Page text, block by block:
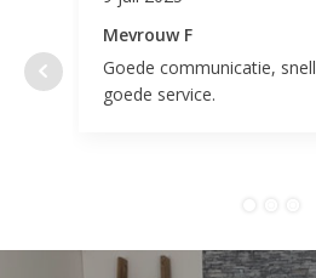
Mevrouw F
Goede communicatie,
goede service.